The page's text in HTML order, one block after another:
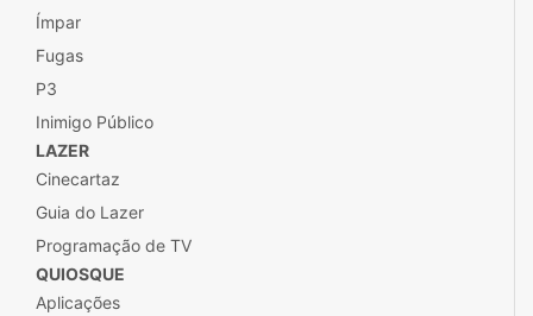
Ímpar
Fugas
P3
Inimigo Público
LAZER
Cinecartaz
Guia do Lazer
Programação de TV
QUIOSQUE
Aplicações